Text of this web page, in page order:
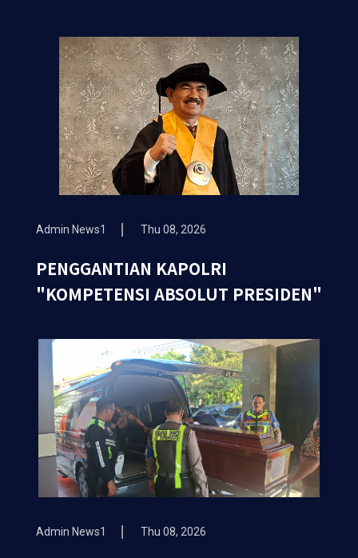
Admin News1 Thu 08, 2026
PENGGANTIAN KAPOLRI
"KOMPETENSI ABSOLUT PRESIDEN"
Admin News1 Thu 08, 2026